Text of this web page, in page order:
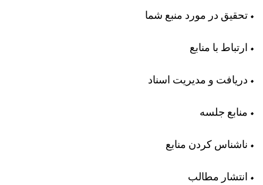
• تحقیق در مورد منبع شما
• ارتباط با منابع
• دریافت و مدیریت اسناد
• منابع جلسه
• ناشناس کردن منابع
• انتشار مطالب